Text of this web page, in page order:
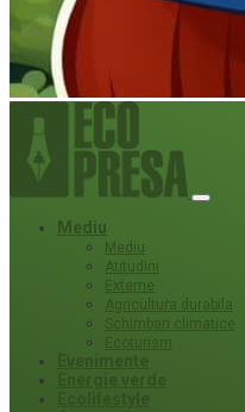
Mediu
Mediu
Atitudini
Externe
Agricultura durabila
Schimbari climatice
Ecoturism